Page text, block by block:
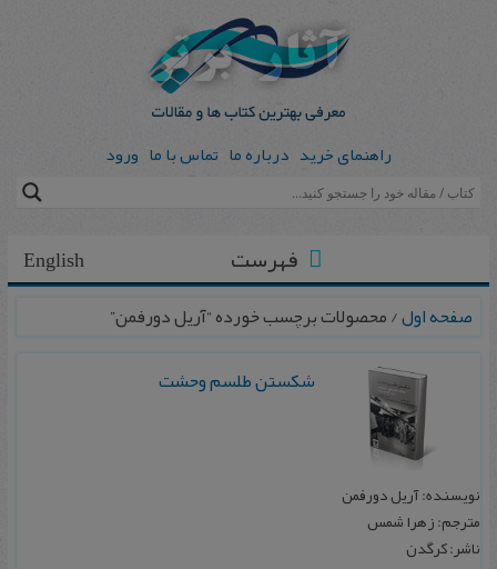
راهنمای خرید درباره ما تماس با ما ورود
English فهرست
صفحه اول/ محصولات برچسب خورده “آریل دورفمن”
شکستن طلسم وحشت
نویسنده: آریل دورفمن
مترجم: زهرا شمس
ناشر: کرگدن